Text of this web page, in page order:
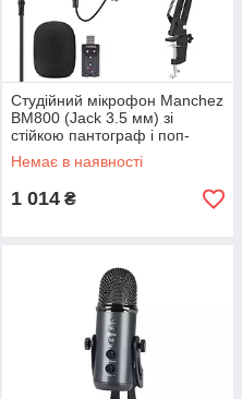
Студійний мікрофон Manchez
BM800 (Jack 3.5 мм) зі
стійкою пантограф і поп-
фільтром Black/Gold
Немає в наявності
1 014 ₴